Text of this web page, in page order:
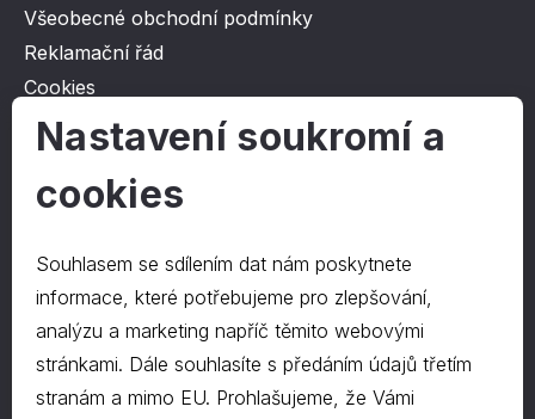
Všeobecné obchodní podmínky
Reklamační řád
Cookies
Ochrana osobních údajů
O společnosti
Kontakt
O nás
Kontakty
Nastavení soukromí a
cookies
Souhlasem se sdílením dat nám poskytnete
informace, které potřebujeme pro zlepšování,
analýzu a marketing napříč těmito webovými
stránkami. Dále souhlasíte s předáním údajů třetím
stranám a mimo EU. Prohlašujeme, že Vámi